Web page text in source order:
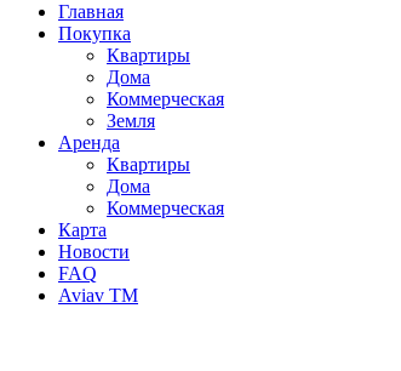
Главная
Покупка
Квартиры
Дома
Коммерческая
Земля
Аренда
Квартиры
Дома
Коммерческая
Карта
Новости
FAQ
Aviav TM